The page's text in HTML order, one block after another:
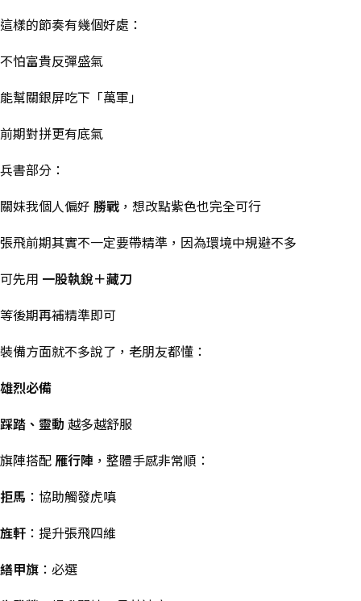
這樣的節奏有幾個好處：
不怕富貴反彈盛氣
能幫關銀屏吃下「萬軍」
前期對拼更有底氣
兵書部分：
關妹我個人偏好 勝戰 ，想改點紫色也完全可行
張飛前期其實不一定要帶精準，因為環境中規避不多
可先用 一股執銳＋藏刀
等後期再補精準即可
裝備方面就不多說了，老朋友都懂：
雄烈必備
踩踏、靈動 越多越舒服
旗陣搭配 雁行陣 ，整體手感非常順：
拒馬 ：協助觸發虎嗔
旌軒 ：提升張飛四維
繕甲旗 ：必選